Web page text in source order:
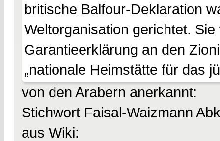
britische Balfour-Deklaration
Weltorganisation gerichtet.
Garantieerklärung an den
„nationale Heimstätte für das
von den Arabern anerkannt:
Stichwort Faisal-Waizmann
aus Wiki: